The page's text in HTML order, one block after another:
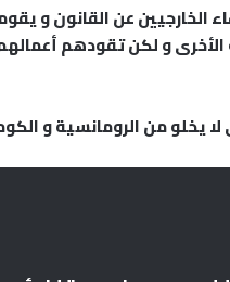
الخارجيين عن القانون و
و لكن تقودهم أعمالهم
يخلو من الرومانسية و